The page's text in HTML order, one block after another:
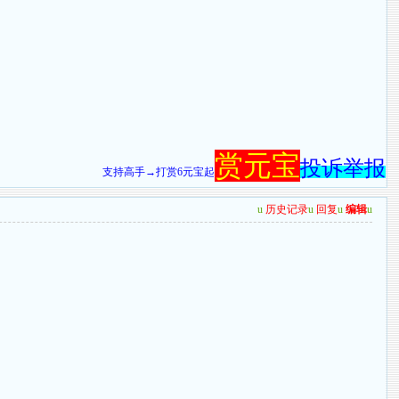
支持高手→打赏6元宝起赏元宝投诉举报
u 历史记录u 回复u 编辑u